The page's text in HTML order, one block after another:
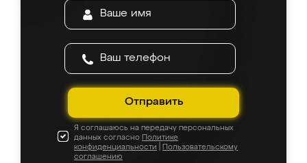
Отправить
Я соглашаюсь на передачу персональных
данных согласно Политике
конфиденциальности
Пользовательскому
соглашению